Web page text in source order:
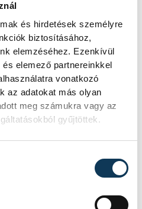
és hirdetések személyre
biztosításához,
elemzéséhez. Ezenkívül
elemező partnereinkkel
vonatkozó
az adatokat más olyan
meg számukra vagy az
gyűjtöttek.
időszakra, a jövő
alakításával, így az
területén
Az év
tervezett
így biztos alapokkal
a 2020-as évbe.